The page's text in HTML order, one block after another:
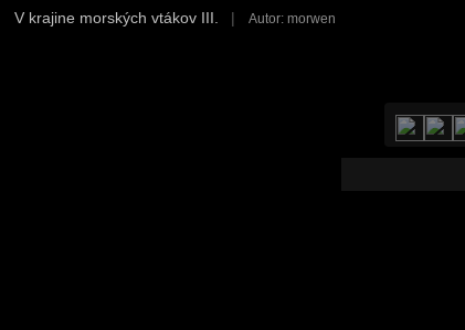
V krajine morských vtákov III. | Autor: morwen